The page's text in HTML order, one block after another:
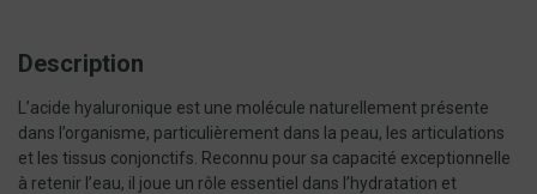
Description
L’acide hyaluronique est une molécule naturellement présente
dans l’organisme, particulièrement dans la peau, les articulations
et les tissus conjonctifs. Reconnu pour sa capacité exceptionnelle
à retenir l’eau, il joue un rôle essentiel dans l’hydratation et